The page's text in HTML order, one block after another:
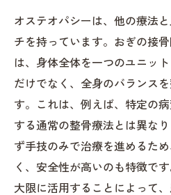
オステオパシーは、他の療法
チを持っています。おぎの接
は、身体全体を一つのユニッ
だけでなく、全身のバランス
す。これは、例えば、特定の
する通常の整骨療法とは異な
ず手技のみで治療を進めるた
く、安全性が高いのも特徴で
大限に活用することによって